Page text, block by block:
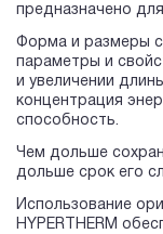
предназначено
Форма и размеры
параметры и
и увеличении
концентрация
способность.
Чем дольше
дольше срок его
Использование
HYPERTHERM